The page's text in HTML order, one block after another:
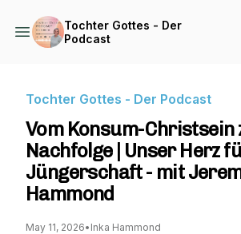
Tochter Gottes - Der
Podcast
Tochter Gottes - Der Podcast
Vom Konsum-Christsein
Nachfolge | Unser Herz
Jüngerschaft - mit
Hammond
May 11, 2026• Inka Hammond